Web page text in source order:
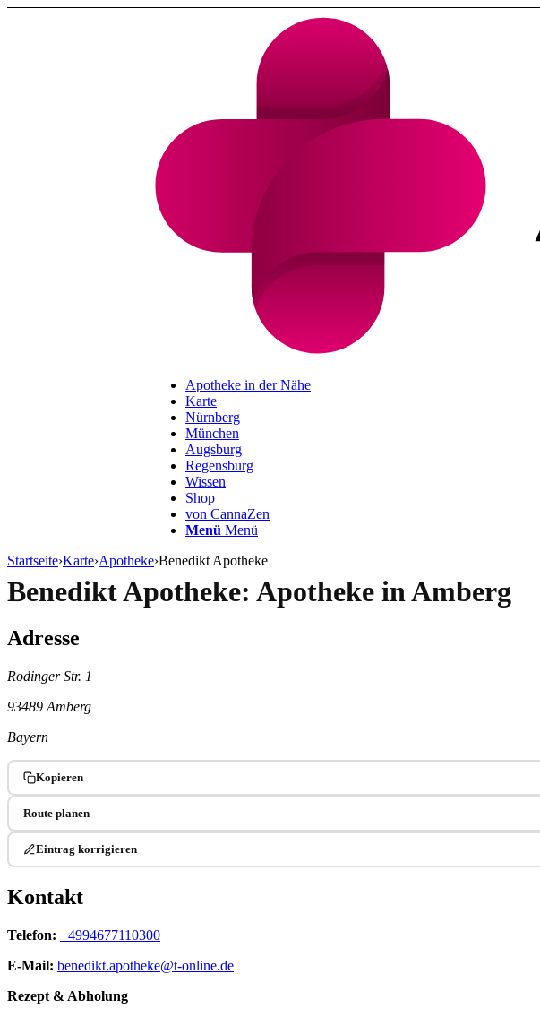
Apotheke in der Nähe
Karte
Nürnberg
München
Augsburg
Regensburg
Wissen
Shop
von CannaZen
Menü Menü
Startseite›Karte›Apotheke›Benedikt Apotheke
Benedikt Apotheke: Apotheke in Amberg
Adresse
Rodinger Str. 1
93489 Amberg
Bayern
Kopieren
Route planen
Eintrag korrigieren
Kontakt
Telefon: +4994677110300
E-Mail: benedikt.apotheke@t-online.de
Rezept & Abholung